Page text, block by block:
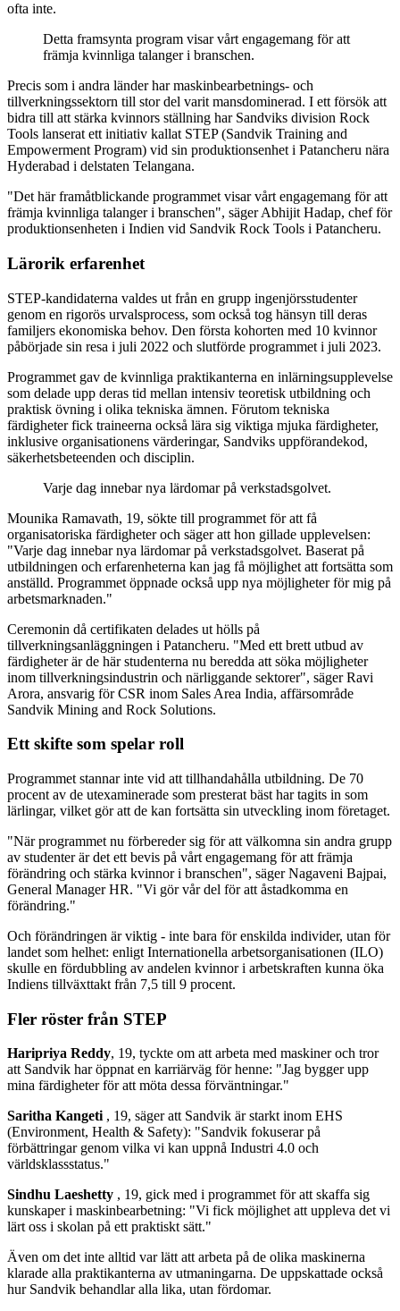
ofta inte.
Detta framsynta program visar vårt engagemang för att
främja kvinnliga talanger i branschen.
Precis som i andra länder har maskinbearbetnings- och
tillverkningssektorn till stor del varit mansdominerad. I ett försök att
bidra till att stärka kvinnors ställning har Sandviks division Rock
Tools lanserat ett initiativ kallat STEP (Sandvik Training and
Empowerment Program) vid sin produktionsenhet i Patancheru nära
Hyderabad i delstaten Telangana.
"Det här framåtblickande programmet visar vårt engagemang för att
främja kvinnliga talanger i branschen", säger Abhijit Hadap, chef för
produktionsenheten i Indien vid Sandvik Rock Tools i Patancheru.
Lärorik erfarenhet
STEP-kandidaterna valdes ut från en grupp ingenjörsstudenter
genom en rigorös urvalsprocess, som också tog hänsyn till deras
familjers ekonomiska behov. Den första kohorten med 10 kvinnor
påbörjade sin resa i juli 2022 och slutförde programmet i juli 2023.
Programmet gav de kvinnliga praktikanterna en inlärningsupplevelse
som delade upp deras tid mellan intensiv teoretisk utbildning och
praktisk övning i olika tekniska ämnen. Förutom tekniska
färdigheter fick traineerna också lära sig viktiga mjuka färdigheter,
inklusive organisationens värderingar, Sandviks uppförandekod,
säkerhetsbeteenden och disciplin.
Varje dag innebar nya lärdomar på verkstadsgolvet.
Mounika Ramavath, 19, sökte till programmet för att få
organisatoriska färdigheter och säger att hon gillade upplevelsen:
"Varje dag innebar nya lärdomar på verkstadsgolvet. Baserat på
utbildningen och erfarenheterna kan jag få möjlighet att fortsätta som
anställd. Programmet öppnade också upp nya möjligheter för mig på
arbetsmarknaden."
Ceremonin då certifikaten delades ut hölls på
tillverkningsanläggningen i Patancheru. "Med ett brett utbud av
färdigheter är de här studenterna nu beredda att söka möjligheter
inom tillverkningsindustrin och närliggande sektorer", säger Ravi
Arora, ansvarig för CSR inom Sales Area India, affärsområde
Sandvik Mining and Rock Solutions.
Ett skifte som spelar roll
Programmet stannar inte vid att tillhandahålla utbildning. De 70
procent av de utexaminerade som presterat bäst har tagits in som
lärlingar, vilket gör att de kan fortsätta sin utveckling inom företaget.
"När programmet nu förbereder sig för att välkomna sin andra grupp
av studenter är det ett bevis på vårt engagemang för att främja
förändring och stärka kvinnor i branschen", säger Nagaveni Bajpai,
General Manager HR. "Vi gör vår del för att åstadkomma en
förändring."
Och förändringen är viktig - inte bara för enskilda individer, utan för
landet som helhet: enligt Internationella arbetsorganisationen (ILO)
skulle en fördubbling av andelen kvinnor i arbetskraften kunna öka
Indiens tillväxttakt från 7,5 till 9 procent.
Fler röster från STEP
Haripriya Reddy, 19, tyckte om att arbeta med maskiner och tror
att Sandvik har öppnat en karriärväg för henne: "Jag bygger upp
mina färdigheter för att möta dessa förväntningar."
Saritha Kangeti , 19, säger att Sandvik är starkt inom EHS
(Environment, Health & Safety): "Sandvik fokuserar på
förbättringar genom vilka vi kan uppnå Industri 4.0 och
världsklassstatus."
Sindhu Laeshetty , 19, gick med i programmet för att skaffa sig
kunskaper i maskinbearbetning: "Vi fick möjlighet att uppleva det vi
lärt oss i skolan på ett praktiskt sätt."
Även om det inte alltid var lätt att arbeta på de olika maskinerna
klarade alla praktikanterna av utmaningarna. De uppskattade också
hur Sandvik behandlar alla lika, utan fördomar.